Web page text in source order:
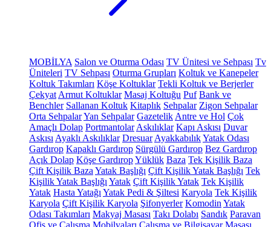
MOBİLYA Salon ve Oturma Odası TV Ünitesi ve Sehpası Tv
Üniteleri TV Sehpası Oturma Grupları Koltuk ve Kanepeler
Koltuk Takımları Köşe Koltuklar Tekli Koltuk ve Berjerler
Çekyat Armut Koltuklar Masaj Koltuğu Puf Bank ve
Benchler Sallanan Koltuk Kitaplık Sehpalar Zigon Sehpalar
Orta SehpalarYan Sehpalar Gazetelik Antre ve Hol Çok
Amaçlı Dolap Portmantolar Askılıklar Kapı Askısı Duvar
Askısı Ayaklı Askılıklar Dresuar AyakkabılıkYatak Odası
Gardırop Kapaklı Gardırop Sürgülü Gardırop Bez Gardırop
Açık Dolap Köşe GardıropYüklük Baza Tek Kişilik Baza
Çift Kişilik Baza Yatak Başlığı Çift Kişilik Yatak Başlığı Tek
Kişilik Yatak Başlığı Yatak Çift Kişilik Yatak Tek Kişilik
Yatak Hasta Yatağı Yatak Pedi & Şiltesi Karyola Tek Kişilik
Karyola Çift Kişilik Karyola Şifonyerler Komodin Yatak
Odası Takımları Makyaj Masası Takı Dolabı Sandık Paravan
Ofis ve Çalışma Mobilyaları Çalışma ve Bilgisayar Masası